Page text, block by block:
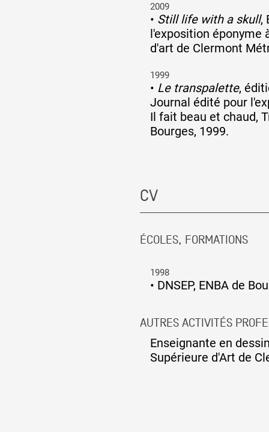
2009
• Still life with a skull,
l'exposition éponyme
d'art de Clermont
1999
• Le transpalette,
Journal édité pour
Il fait beau et chaud,
Bourges, 1999.
CV
ÉCOLES, FORMATIONS
1998
• DNSEP, ENBA de
AUTRES ACTIVITÉS
Enseignante en
Supérieure d'Art de